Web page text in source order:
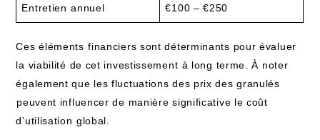
Entretien⁤ annuel €100 – €250
Ces éléments ⁤financiers sont ​déterminants pour évaluer
la viabilité de cet investissement⁣ à long terme. À noter
également que les fluctuations des prix des granulés
⁤peuvent influencer de manière ‍significative le coût
d’utilisation⁣ global.